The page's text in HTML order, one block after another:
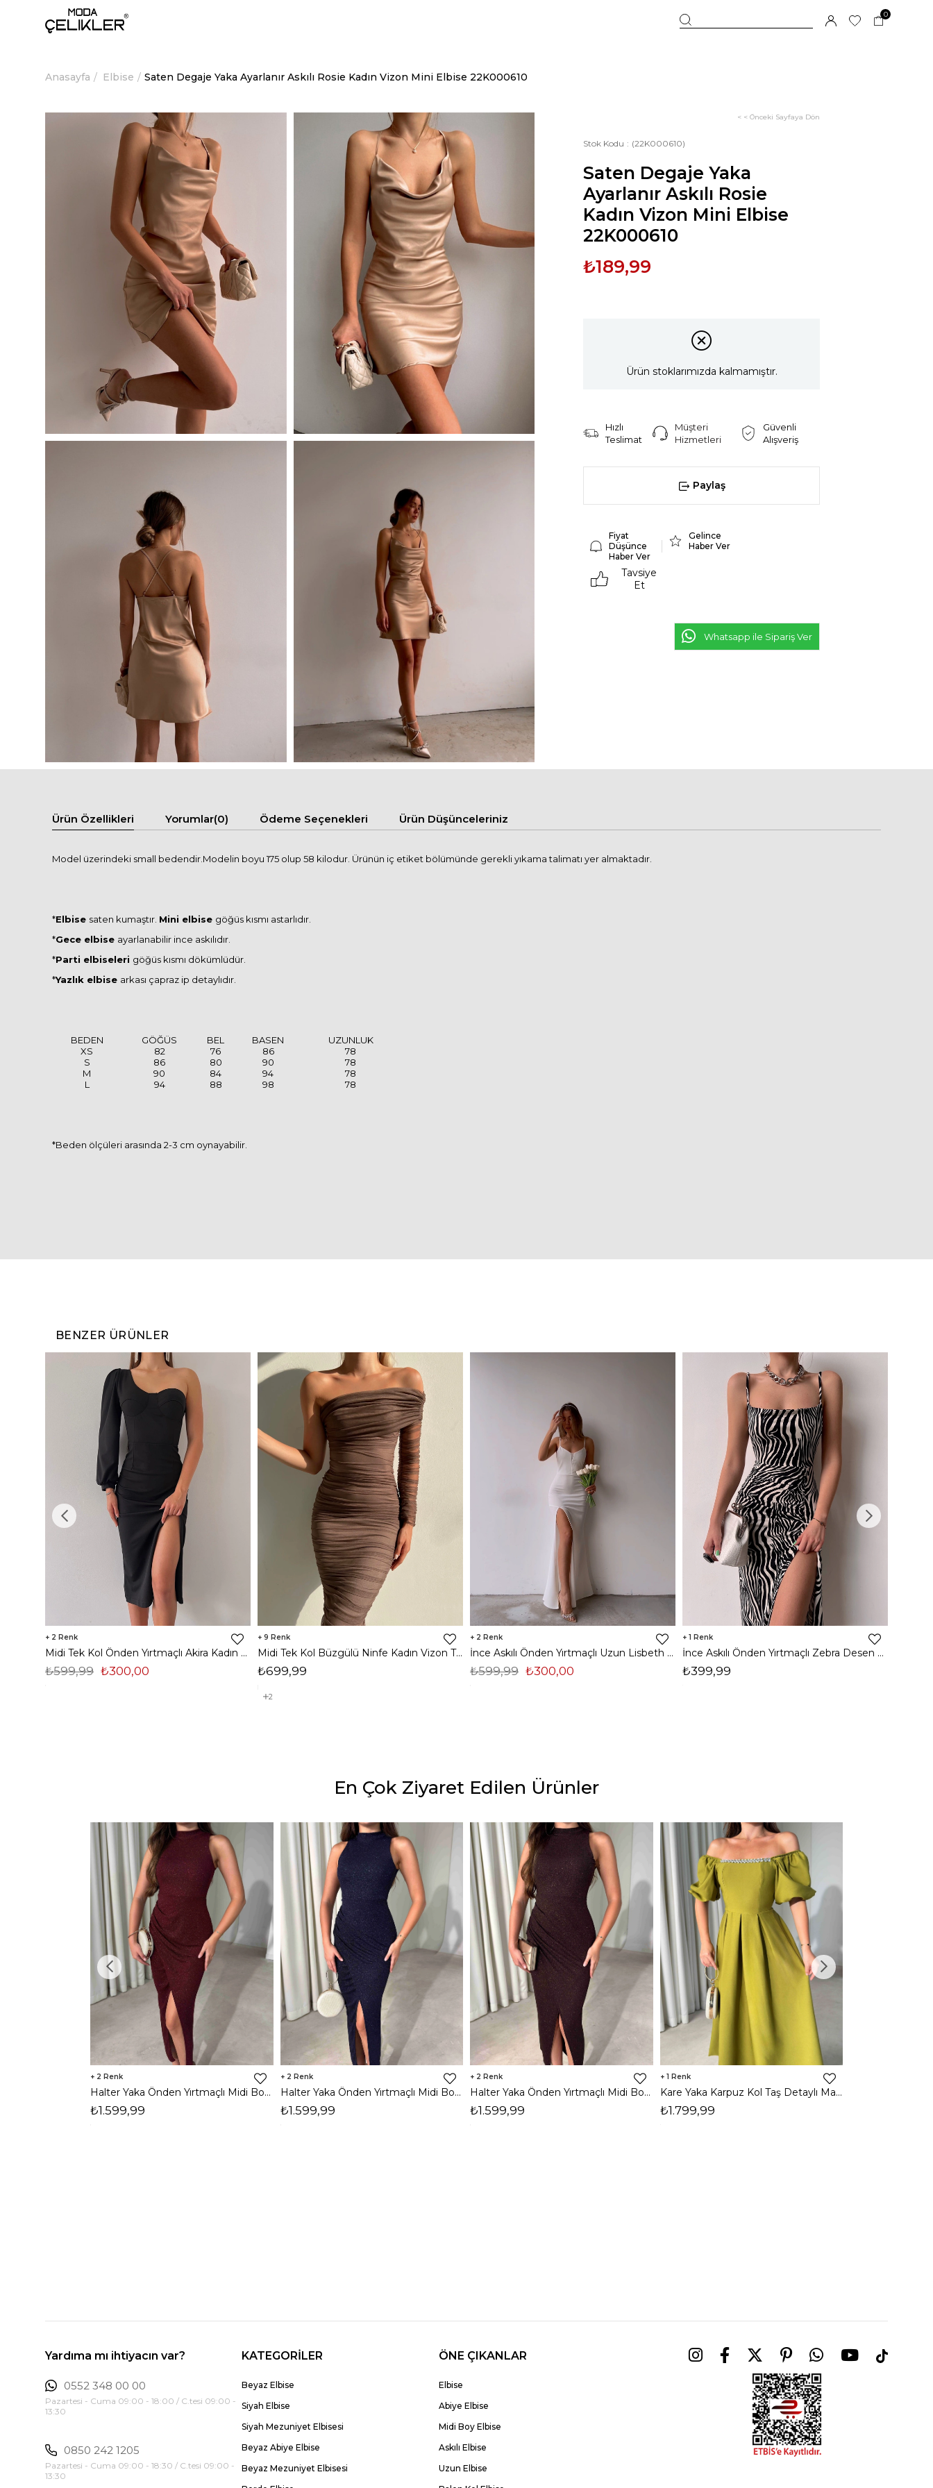
0
Anasayfa Elbise Saten Degaje Yaka Ayarlanır Askılı Rosie Kadın Vizon Mini Elbise 22K000610
< < Önceki Sayfaya Dön
Stok Kodu (22K000610)
Saten Degaje Yaka
Ayarlanır Askılı Rosie
Kadın Vizon Mini Elbise
22K000610
₺189,99
Ürün stoklarımızda kalmamıştır.
Hızlı
Teslimat
Müşteri
Hizmetleri
Güvenli
Alışveriş
Paylaş
Fiyat
Düşünce
Haber Ver
Gelince
Haber Ver
Tavsiye
Et
Whatsapp ile Sipariş Ver
Ürün Özellikleri Yorumlar(0) Ödeme Seçenekleri Ürün Düşünceleriniz
Model üzerindeki small bedendir.Modelin boyu 175 olup 58 kilodur. Ürünün iç etiket bölümünde gerekli yıkama talimatı yer almaktadır.
*Elbise saten kumaştır. Mini elbise göğüs kısmı astarlıdır.
*Gece elbise ayarlanabilir ince askılıdır.
*Parti elbiseleri göğüs kısmı dökümlüdür.
*Yazlık elbise arkası çapraz ip detaylıdır.
BEDEN GÖĞÜS BEL BASEN
UZUNLUK
XS
82 76 86
78
S
86 80 90
78
M
90 84 94
78
L
94 88 98 78
*Beden ölçüleri arasında 2-3 cm oynayabilir.
BENZER ÜRÜNLER
2
Midi Tek Kol Önden Yırtmaçlı Akira Kadın Siyah Elbise 22K000228
₺300,00
₺599,99
9
Midi Tek Kol Büzgülü Ninfe Kadın Vizon Tül Elbise 22K000524
₺699,99
2
2
İnce Askılı Önden Yırtmaçlı Uzun Lisbeth Kadın Beyaz Elbise 22K000581
₺300,00
₺599,99
1
İnce Askılı Önden Yırtmaçlı Zebra Desen Citlali Kadın Renkli Elbise 22Y000068
₺399,99
En Çok Ziyaret Edilen Ürünler
2
Halter Yaka Önden Yırtmaçlı Midi Boy Bordo Hasre Kadın Elbise 26Y502
₺1.599,99
2
Halter Yaka Önden Yırtmaçlı Midi Boy Lacivert Hasre Kadın Elbise 26Y502
₺1.599,99
2
Halter Yaka Önden Yırtmaçlı Midi Boy Kahverengi Hasre Kadın Elbise 26Y502
₺1.599,99
1
Kare Yaka Karpuz Kol Taş Detaylı Maxi Yağ Yeşili Civo Kadın Elbise 206Y501
₺1.799,99
Yardıma mı ihtiyacın var?
0552 348 00 00
Pazartesi - Cuma 09:00 - 18:00 / C.tesi 09:00 -
13:30
0850 242 1205
Pazartesi - Cuma 09:00 - 18:30 / C.tesi 09:00 -
13:30
KATEGORİLER
Beyaz Elbise
Siyah Elbise
Siyah Mezuniyet Elbisesi
Beyaz Abiye Elbise
Beyaz Mezuniyet Elbisesi
ÖNE ÇIKANLAR
Elbise
Abiye Elbise
Midi Boy Elbise
Askılı Elbise
Uzun Elbise